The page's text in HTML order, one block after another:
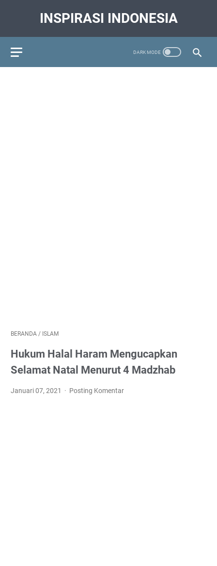
INSPIRASI INDONESIA
BERANDA / ISLAM
Hukum Halal Haram Mengucapkan
Selamat Natal Menurut 4 Madzhab
Januari 07, 2021 Posting Komentar